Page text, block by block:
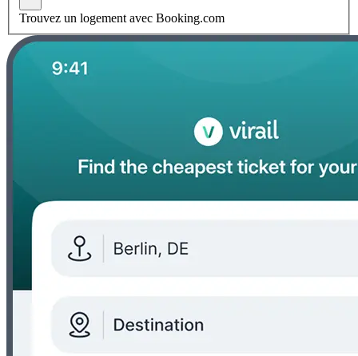
Trouvez un logement avec Booking.com